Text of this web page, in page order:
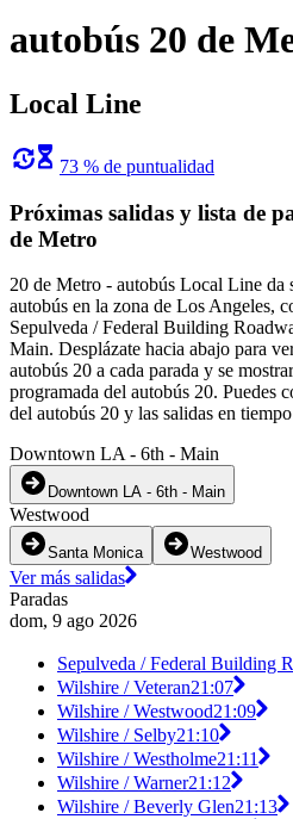
autobús 20 de
Local Line
73 % de puntualidad
Próximas salidas y lista de
de Metro
20 de Metro - autobús Local Line da
autobús en la zona de Los Angeles,
Sepulveda / Federal Building
Main. Desplázate hacia abajo para
autobús 20 a cada parada y se
programada del autobús 20. Puedes
del autobús 20 y las salidas en
Downtown LA - 6th - Main
Downtown LA - 6th - Main
Westwood
Santa Monica Westwood
Ver más salidas
Paradas
dom, 9 ago 2026
Sepulveda / Federal Building
Wilshire / Veteran21:07
Wilshire / Westwood21:09
Wilshire / Selby21:10
Wilshire / Westholme21:11
Wilshire / Warner21:12
Wilshire / Beverly Glen21:13